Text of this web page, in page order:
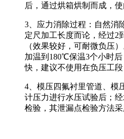
后，通过烘箱烘制而成，
3、应力消除过程：自然消
定尺加工长度而论，经过2
（效果较好，可耐微负压
加温到180℃保温3个小时
快，建议不使用在负压工段
4、模压四氟衬里管道、模
计压力进行水压试验后；
检验，其泄漏点检验方法采